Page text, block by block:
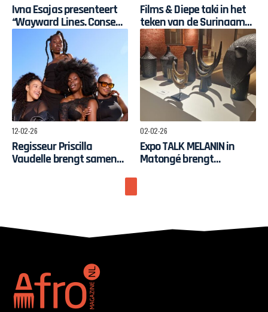
Ivna Esajas presenteert
“Wayward Lines. Consent
Not To Be a Single Being”
in Stedelijk Museum
Amsterdam
Films & Diepe taki in het
teken van de Surinaamse
vrouw
12-02-26
Regisseur Priscilla
Vaudelle brengt samen
02-02-26
Expo TALK MELANIN in
Matongé brengt